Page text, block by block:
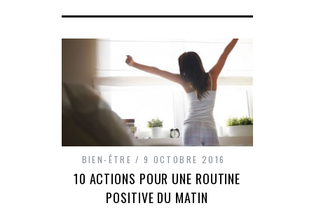
BIEN-ÊTRE 9 OCTOBRE 2016
10 ACTIONS POUR UNE ROUTINE
POSITIVE DU MATIN